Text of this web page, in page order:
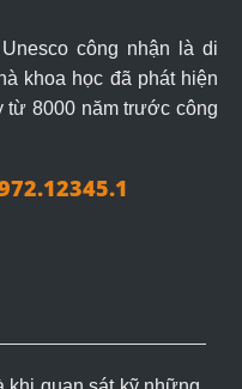
công nhận là di
khoa học đã phát hiện
từ 8000 năm trước công